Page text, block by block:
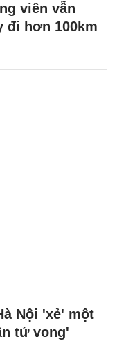
viên vẫn
đi hơn 100km
Nội 'xẻ' một
tử vong'